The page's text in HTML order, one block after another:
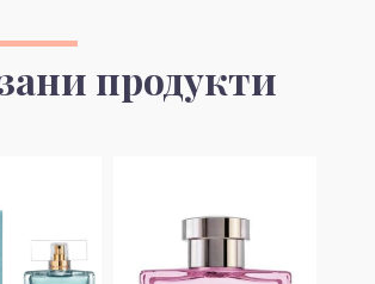
продукти